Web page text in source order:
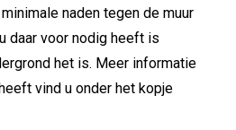
naden tegen de muur
daar voor nodig heeft is
het is. Meer informatie
vind u onder het kopje